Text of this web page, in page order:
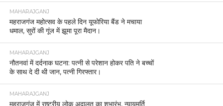
MAHARAJGANJ
महराजगंज महोत्सव के पहले दिन यूफोरिया बैंड ने मचाया
धमाल, सुरों की गूंज में झूमा पूरा मैदान।
MAHARAJGANJ
नौतनवां में दर्दनाक घटना: पत्नी से परेशान होकर पति ने बच्चों
के साथ दे दी थी जान, पत्नी गिरफ्तार।
MAHARAJGANJ
महराजगंज में राष्ट्रीय लोक अदालत का शुभारंभ, न्यायमूर्ति